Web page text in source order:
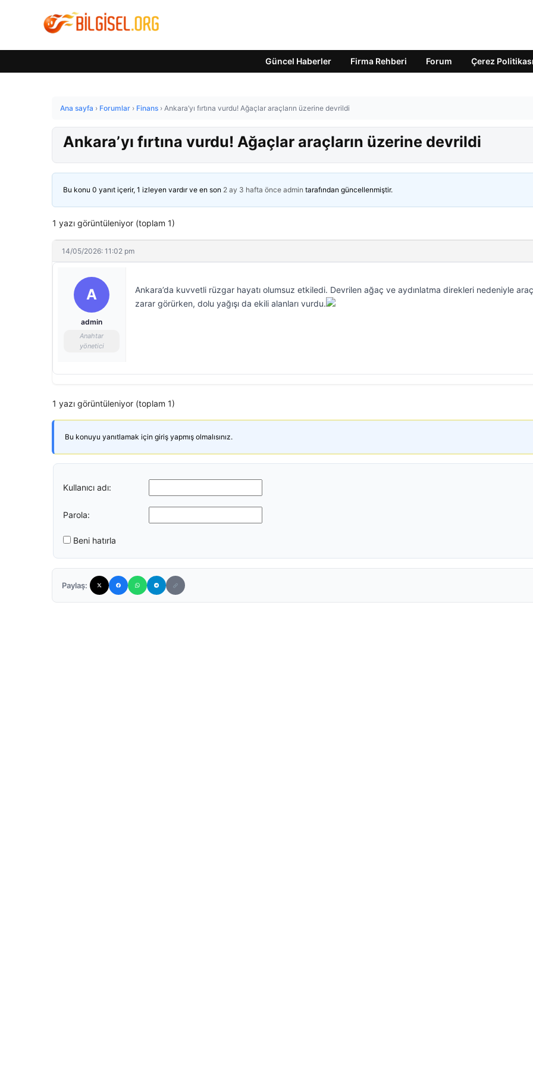
Güncel Haberler Firma Rehberi Forum Çerez Politikası
Ana sayfa › Forumlar › Finans › Ankara’yı fırtına vurdu! Ağaçlar araçların üzerine devrildi
Ankara’yı fırtına vurdu! Ağaçlar araçların üzerine devrildi
Bu konu 0 yanıt içerir, 1 izleyen vardır ve en son 2 ay 3 hafta önce admin tarafından güncellenmiştir.
1 yazı görüntüleniyor (toplam 1)
14/05/2026: 11:02 pm
A
admin
Anahtar
yönetici
Ankara’da kuvvetli rüzgar hayatı olumsuz etkiledi. Devrilen ağaç ve aydınlatma direkleri nedeniyle
zarar görürken, dolu yağışı da ekili alanları vurdu.
1 yazı görüntüleniyor (toplam 1)
Bu konuyu yanıtlamak için giriş yapmış olmalısınız.
Kullanıcı adı:
Parola:
Beni hatırla
Paylaş: